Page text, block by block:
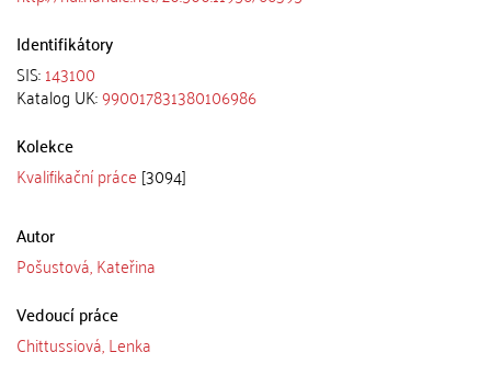
Identifikátory
SIS:143100
Katalog UK:990017831380106986
Kolekce
Kvalifikační práce [3094]
Autor
Pošustová, Kateřina
Vedoucí práce
Chittussiová, Lenka